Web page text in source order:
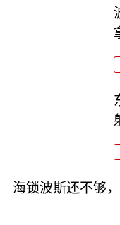
海锁波斯还不够